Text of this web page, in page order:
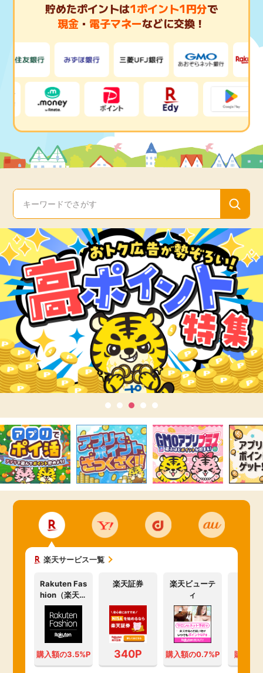
カード比較
毎日ゲット
特集一覧
GMOポイ活の使い方
家計の固定費
貯めたポイントは1ポイント1円分で
現金 ・ 電子マネーなどに交換！
楽天サービス一覧
Rakuten Fas
hion（楽天フ
ァッション）
購入額の3.5%P
楽天証券
340P
楽天ビューテ
ィ
購入額の0.7%P 購入額